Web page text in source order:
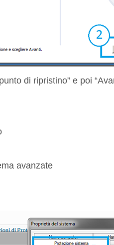
di ripristino” e poi
avanzate